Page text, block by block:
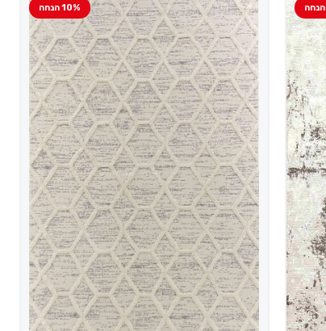
10% הנחה